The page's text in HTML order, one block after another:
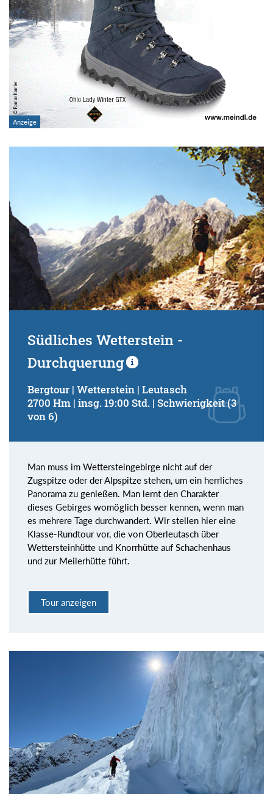
Südliches Wetterstein -
Durchquerung
Bergtour | Wetterstein | Leutasch
2700 Hm | insg. 19:00 Std. | Schwierigkeit (3
von 6)
Man muss im Wettersteingebirge nicht auf der
Zugspitze oder der Alpspitze stehen, um ein herrliches
Panorama zu genießen. Man lernt den Charakter
dieses Gebirges womöglich besser kennen, wenn man
es mehrere Tage durchwandert. Wir stellen hier eine
Klasse-Rundtour vor, die von Oberleutasch über
Wettersteinhütte und Knorrhütte auf Schachenhaus
und zur Meilerhütte führt.
Tour anzeigen